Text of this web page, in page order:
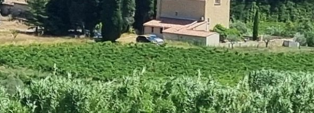
BORDEAUX VINEYARDS
BURGUNDY VINEYARDS
GIFT
INDULGING
LANGUEDOC VINEYARDS